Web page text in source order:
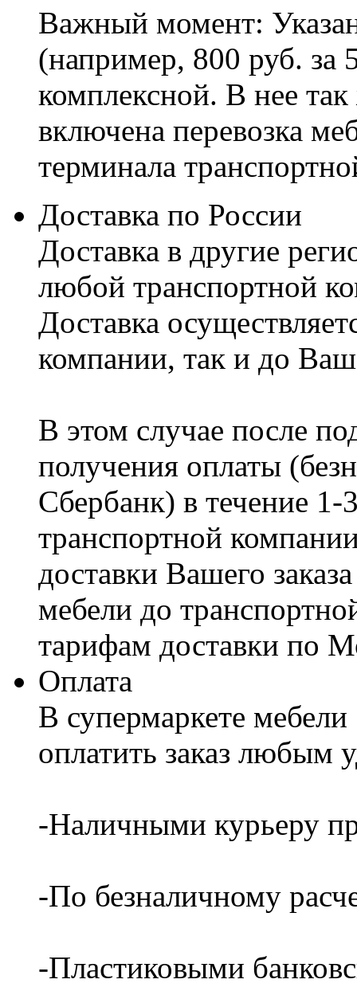
Важный момент:
(например, 800 руб. за
комплексной. В нее
включена перевозка
терминала
Доставка по России
Доставка в другие
любой транспортной
Доставка
компании, так и до
В этом случае после
получения оплаты
Сбербанк) в течение
транспортной
доставки Вашего
мебели до
тарифам доставки по
Оплата
В супермаркете
оплатить заказ любым
-Наличными курьеру
-По безналичному
-Пластиковыми